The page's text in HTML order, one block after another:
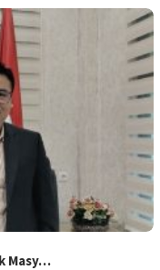
Masy…